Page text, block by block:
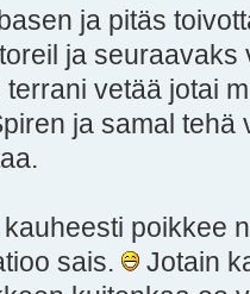
ja pitäs
ja
vetää jotai
ja samal
poikkee
sais.
Jotain